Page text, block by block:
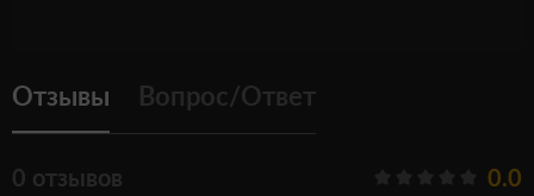
Отзывы Вопрос/Ответ
0 отзывов 0.0